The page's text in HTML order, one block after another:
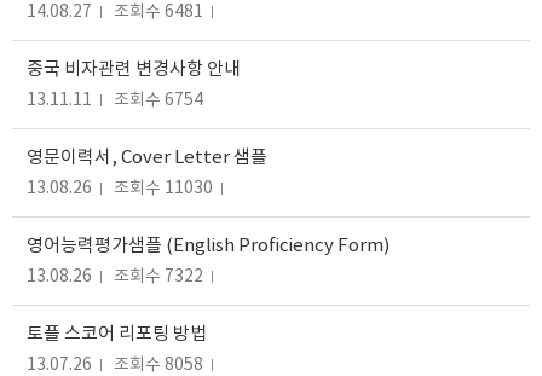
14.08.27 조회수 6481
중국 비자관련 변경사항 안내
13.11.11 조회수 6754
영문이력서, Cover Letter 샘플
13.08.26 조회수 11030
영어능력평가샘플 (English Proficiency Form)
13.08.26 조회수 7322
토플 스코어 리포팅 방법
13.07.26 조회수 8058